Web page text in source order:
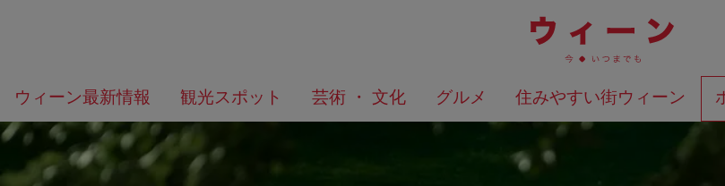
ニ
ー
の
ー
の
ウィーン最新情報 観光スポット 芸術 ・ 文化 グルメ 住みやすい街ウィーン
何
を
お
検索結果を地